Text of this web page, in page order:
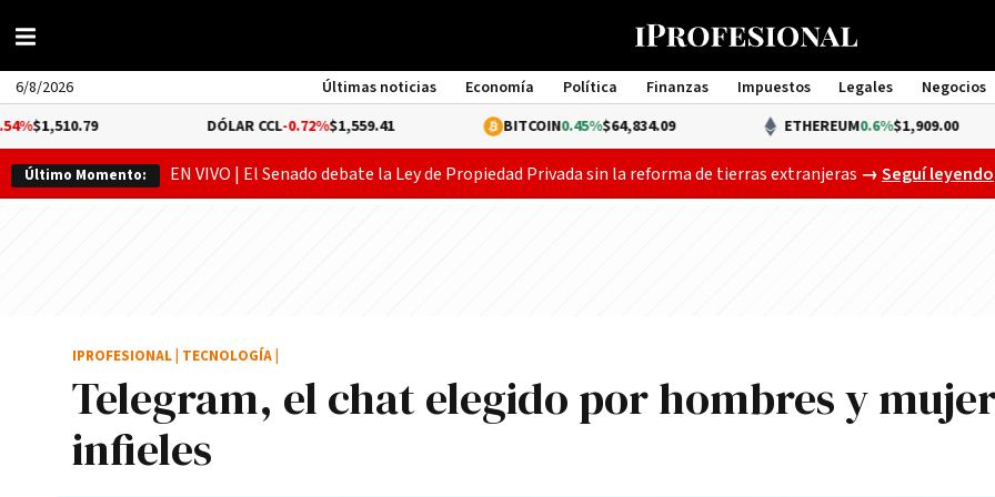
6/8/2026 Últimas noticias Economía Política Finanzas Impuestos Legales Negocios
Management
DÓLAR CCL-0.72% $1,559.41 BITCOIN0.45%$64,834.09 ETHEREUM0.6%$1,909.00
Último Momento: EN VIVO | El Senado debate la Ley de Propiedad Privada sin la reforma de tierras extranjeras Gobierno
→Seguí leyendo
Telegram, el chat elegido por hombres y
infieles
IPROFESIONAL TECNOLOGÍA